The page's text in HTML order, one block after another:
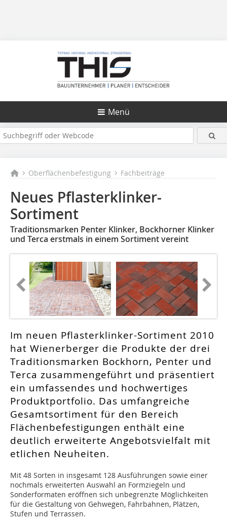
Menü
Oberflächenbefestigung Fachbeiträge
Neues Pflasterklinker-
Sortiment
Traditionsmarken Penter Klinker, Bockhorner Klinker
und Terca erstmals in einem Sortiment vereint
Im neuen Pflasterklinker-Sortiment 2010
hat Wienerberger die Produkte der drei
Traditionsmarken Bockhorn, Penter und
Terca zusammengeführt und präsentiert
ein umfassendes und hochwertiges
Produktportfolio. Das umfangreiche
Gesamtsortiment für den Bereich
Flächenbefestigungen enthält eine
deutlich erweiterte Angebotsvielfalt mit
etlichen Neuheiten.
Mit 48 Sorten in insgesamt 128 Ausführungen sowie einer
nochmals erweiterten Auswahl an Formziegeln und
Sonderformaten eröffnen sich unbegrenzte Möglichkeiten
für die Gestaltung von Gehwegen, Fahrbahnen, Plätzen,
Stufen und Terrassen.